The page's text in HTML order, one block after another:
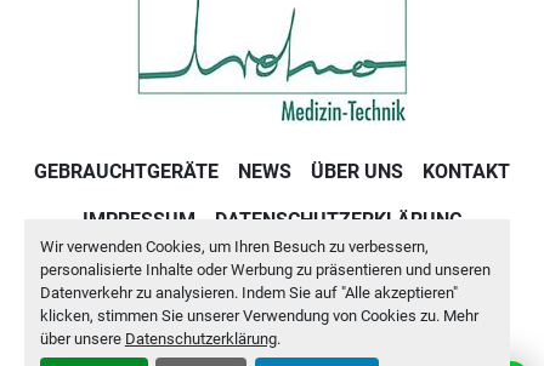
Wir verwenden Cookies, um Ihren Besuch zu verbessern,
personalisierte Inhalte oder Werbung zu präsentieren und unseren
Datenverkehr zu analysieren. Indem Sie auf "Alle akzeptieren"
klicken, stimmen Sie unserer Verwendung von Cookies zu. Mehr
über unsere Datenschutzerklärung.
GEBRAUCHTGERÄTE NEWS ÜBER UNS KONTAKT
IMPRESSUM DATENSCHUTZERKLÄRUNG
GESCHÄFTSBEDINGUNGEN
Cookie-Einstellungen